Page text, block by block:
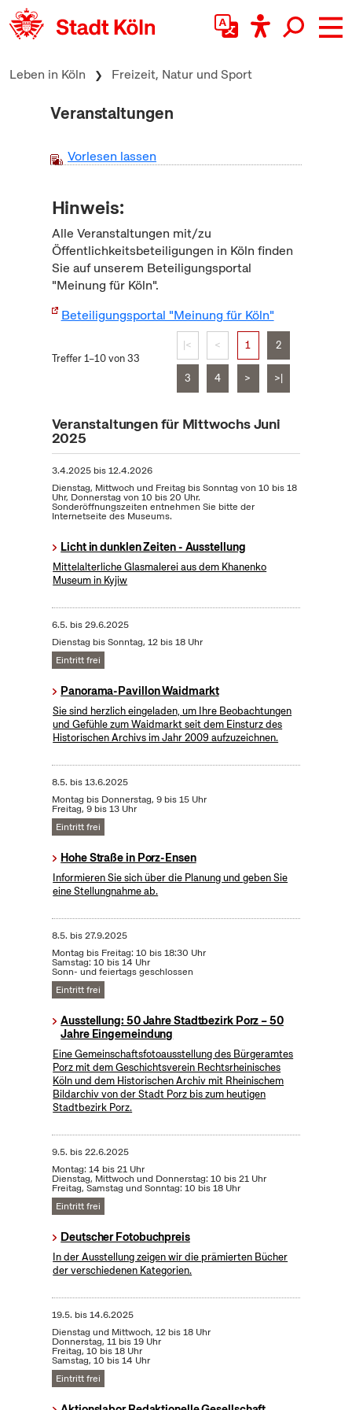
zum Inhalt springen
Leben in Köln Freizeit, Natur und Sport
Veranstaltungen
Vorlesen lassen
Hinweis:
Alle Veranstaltungen mit/zu
Öffentlichkeitsbeteiligungen in Köln finden
Sie auf unserem Beteiligungsportal
"Meinung für Köln".
Beteiligungsportal "Meinung für Köln"
Treffer 1–10 von 33
|< < 1 2
3 4 > >|
Veranstaltungen für Mittwochs Juni
2025
3.4.2025bis12.4.2026
Dienstag, Mittwoch und Freitag bis Sonntag von 10 bis 18
Uhr, Donnerstag von 10 bis 20 Uhr.
Sonderöffnungszeiten entnehmen Sie bitte der
Internetseite des Museums.
Licht in dunklen Zeiten - Ausstellung
Mittelalterliche Glasmalerei aus dem Khanenko
Museum in Kyjiw
6.5. bis29.6.2025
Dienstag bis Sonntag, 12 bis 18 Uhr
Eintritt frei
Panorama-Pavillon Waidmarkt
Sie sind herzlich eingeladen, um Ihre Beobachtungen
und Gefühle zum Waidmarkt seit dem Einsturz des
Historischen Archivs im Jahr 2009 aufzuzeichnen.
8.5. bis13.6.2025
Montag bis Donnerstag, 9 bis 15 Uhr
Freitag, 9 bis 13 Uhr
Eintritt frei
Hohe Straße in Porz-Ensen
Informieren Sie sich über die Planung und geben Sie
eine Stellungnahme ab.
8.5. bis27.9.2025
Montag bis Freitag: 10 bis 18:30 Uhr
Samstag: 10 bis 14 Uhr
Sonn- und feiertags geschlossen
Eintritt frei
Ausstellung: 50 Jahre Stadtbezirk Porz – 50
Jahre Eingemeindung
Eine Gemeinschaftsfotoausstellung des Bürgeramtes
Porz mit dem Geschichtsverein Rechtsrheinisches
Köln und dem Historischen Archiv mit Rheinischem
Bildarchiv von der Stadt Porz bis zum heutigen
Stadtbezirk Porz.
9.5. bis22.6.2025
Montag: 14 bis 21 Uhr
Dienstag, Mittwoch und Donnerstag: 10 bis 21 Uhr
Freitag, Samstag und Sonntag: 10 bis 18 Uhr
Eintritt frei
Deutscher Fotobuchpreis
In der Ausstellung zeigen wir die prämierten Bücher
der verschiedenen Kategorien.
19.5. bis14.6.2025
Dienstag und Mittwoch, 12 bis 18 Uhr
Donnerstag, 11 bis 19 Uhr
Freitag, 10 bis 18 Uhr
Samstag, 10 bis 14 Uhr
Eintritt frei